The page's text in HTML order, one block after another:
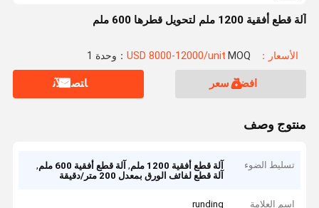
آلة قطع أفقية 1200 ملم لتحويل قطرها 600 ملم
الأسعار：USD 8000-12000/unit MOQ：وحدة 1
افضل سعر ﺎﺘﺼﻟ ﺍﻶﻧ
منتوج وصف
تسليط الضوء آلة قطع أفقية 1200 ملم , آلة قطع أفقية 600 ملم
,
آلة قطع لفائف الورق بمعدل 200 متر/دقيقة
اسم العلامة
runding